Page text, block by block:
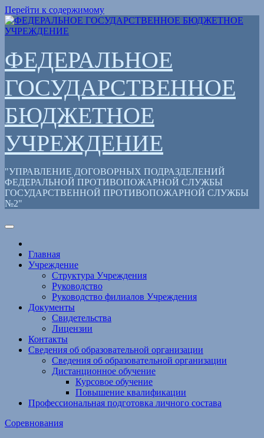
Перейти к содержимому
ФЕДЕРАЛЬНОЕ
ГОСУДАРСТВЕННОЕ
БЮДЖЕТНОЕ
УЧРЕЖДЕНИЕ
"УПРАВЛЕНИЕ ДОГОВОРНЫХ ПОДРАЗДЕЛЕНИЙ
ФЕДЕРАЛЬНОЙ ПРОТИВОПОЖАРНОЙ СЛУЖБЫ
ГОСУДАРСТВЕННОЙ ПРОТИВОПОЖАРНОЙ СЛУЖБЫ
№2"
Главная
Учреждение
Структура Учреждения
Руководство
Руководство филиалов Учреждения
Документы
Свидетельства
Лицензии
Контакты
Сведения об образовательной организации
Сведения об образовательной организации
Дистанционное обучение
Курсовое обучение
Повышение квалификации
Профессиональная подготовка личного состава
Соревнования